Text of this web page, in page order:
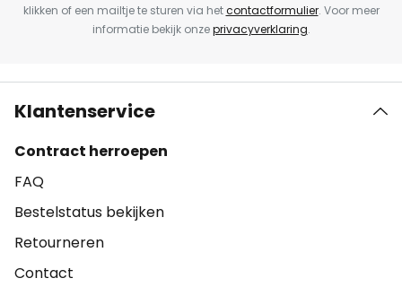
klikken of een mailtje te sturen via hetcontactformulier. Voor meer
informatie bekijk onzeprivacyverklaring.
Klantenservice
Contract herroepen
FAQ
Bestelstatus bekijken
Retourneren
Contact